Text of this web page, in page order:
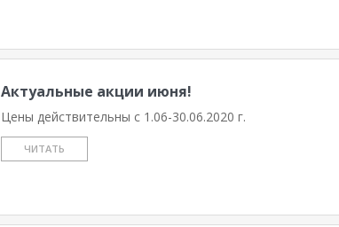
Актуальные акции июня!
Цены действительны с 1.06-30.06.2020 г.
ЧИТАТЬ